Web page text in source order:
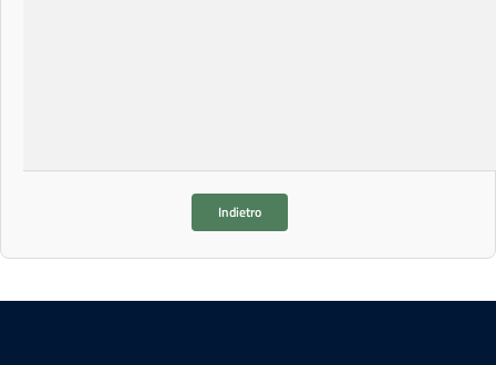
Indietro